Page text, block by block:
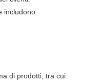
includono:
di prodotti, tra cui: